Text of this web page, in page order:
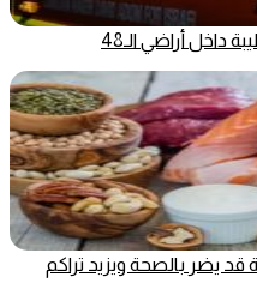
قد يضر بالصحة ويزيد تراكم